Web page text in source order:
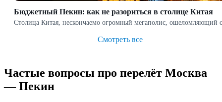
Бюджетный Пекин: как не разориться в столице Китая
Столица Китая, нескончаемо огромный мегаполис, ошеломляющий
Смотреть все
Частые вопросы про перелёт Москва
— Пекин